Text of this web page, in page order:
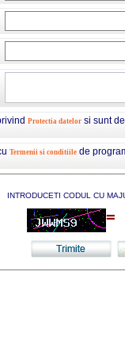
Protectia datelor si sunt
Termenii si conditiile de
INTRODUCETI CODUL CU
=